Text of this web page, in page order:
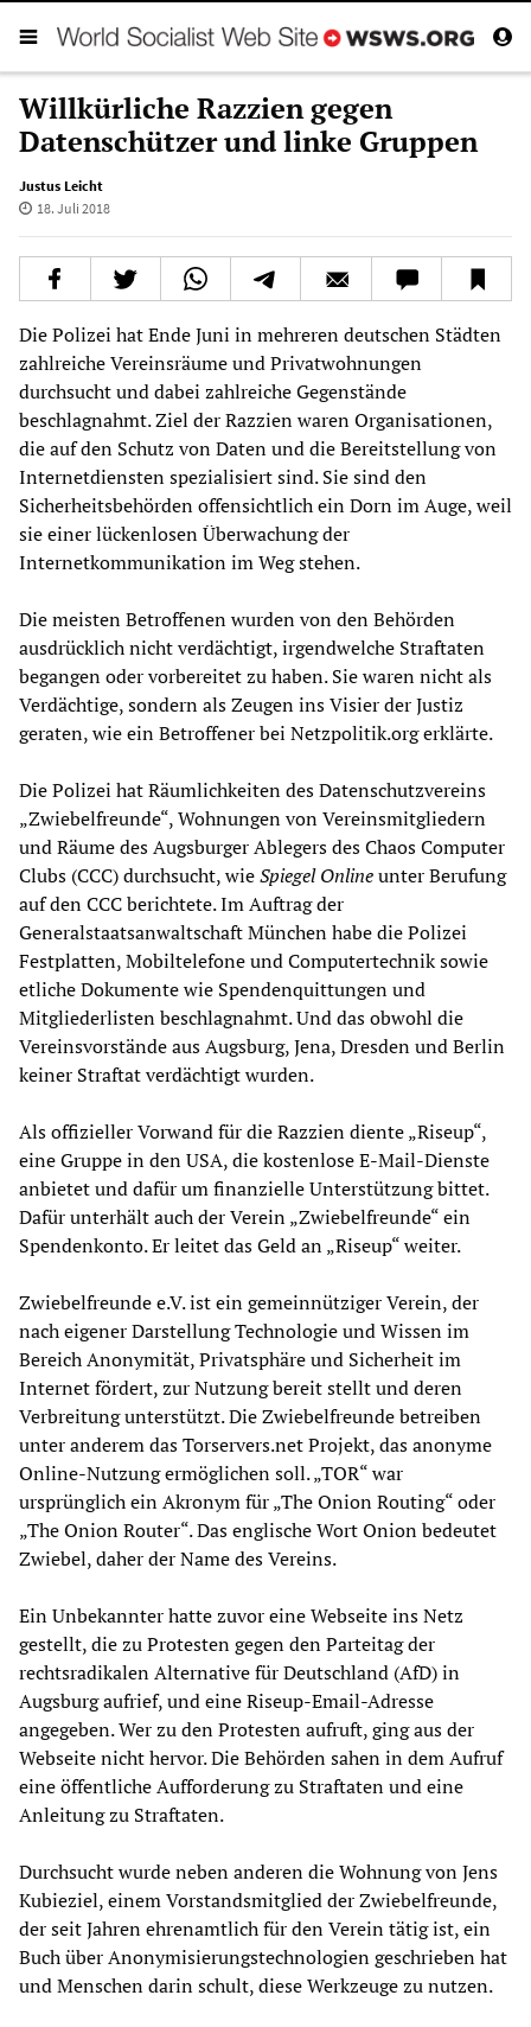
Willkürliche Razzien gegen
Datenschützer und linke Gruppen
Justus Leicht
18. Juli 2018
Die Polizei hat Ende Juni in mehreren deutschen Städten
zahlreiche Vereinsräume und Privatwohnungen
durchsucht und dabei zahlreiche Gegenstände
beschlagnahmt. Ziel der Razzien waren Organisationen,
die auf den Schutz von Daten und die Bereitstellung von
Internetdiensten spezialisiert sind. Sie sind den
Sicherheitsbehörden offensichtlich ein Dorn im Auge, weil
sie einer lückenlosen Überwachung der
Internetkommunikation im Weg stehen.
Die meisten Betroffenen wurden von den Behörden
ausdrücklich nicht verdächtigt, irgendwelche Straftaten
begangen oder vorbereitet zu haben. Sie waren nicht als
Verdächtige, sondern als Zeugen ins Visier der Justiz
geraten, wie ein Betroffener bei Netzpolitik.org erklärte.
Die Polizei hat Räumlichkeiten des Datenschutzvereins
„Zwiebelfreunde“, Wohnungen von Vereinsmitgliedern
und Räume des Augsburger Ablegers des Chaos Computer
Clubs (CCC) durchsucht, wieSpiegel Onlineunter Berufung
auf den CCC berichtete. Im Auftrag der
Generalstaatsanwaltschaft München habe die Polizei
Festplatten, Mobiltelefone und Computertechnik sowie
etliche Dokumente wie Spendenquittungen und
Mitgliederlisten beschlagnahmt. Und das obwohl die
Vereinsvorstände aus Augsburg, Jena, Dresden und Berlin
keiner Straftat verdächtigt wurden.
Als offizieller Vorwand für die Razzien diente „Riseup“,
eine Gruppe in den USA, die kostenlose E-Mail-Dienste
anbietet und dafür um finanzielle Unterstützung bittet.
Dafür unterhält auch der Verein „Zwiebelfreunde“ ein
Spendenkonto. Er leitet das Geld an „Riseup“ weiter.
Zwiebelfreunde e.V. ist ein gemeinnütziger Verein, der
nach eigener Darstellung Technologie und Wissen im
Bereich Anonymität, Privatsphäre und Sicherheit im
Internet fördert, zur Nutzung bereit stellt und deren
Verbreitung unterstützt. Die Zwiebelfreunde betreiben
unter anderem das Torservers.net Projekt, das anonyme
Online-Nutzung ermöglichen soll. „TOR“ war
ursprünglich ein Akronym für „The Onion Routing“ oder
„The Onion Router“. Das englische Wort Onion bedeutet
Zwiebel, daher der Name des Vereins.
Ein Unbekannter hatte zuvor eine Webseite ins Netz
gestellt, die zu Protesten gegen den Parteitag der
rechtsradikalen Alternative für Deutschland (AfD) in
Augsburg aufrief, und eine Riseup-Email-Adresse
angegeben. Wer zu den Protesten aufruft, ging aus der
Webseite nicht hervor. Die Behörden sahen in dem Aufruf
eine öffentliche Aufforderung zu Straftaten und eine
Anleitung zu Straftaten.
Durchsucht wurde neben anderen die Wohnung von Jens
Kubieziel, einem Vorstandsmitglied der Zwiebelfreunde,
der seit Jahren ehrenamtlich für den Verein tätig ist, ein
Buch über Anonymisierungstechnologien geschrieben hat
und Menschen darin schult, diese Werkzeuge zu nutzen.